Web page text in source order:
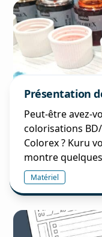
Présentation
Peut-être avez-
colorisations
Colorex ? Kuru
montre
Matériel